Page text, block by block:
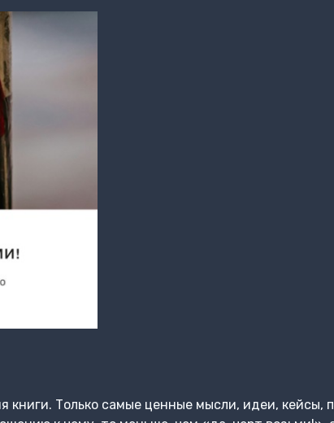
книги. Только самые ценные мысли, идеи, кейсы,